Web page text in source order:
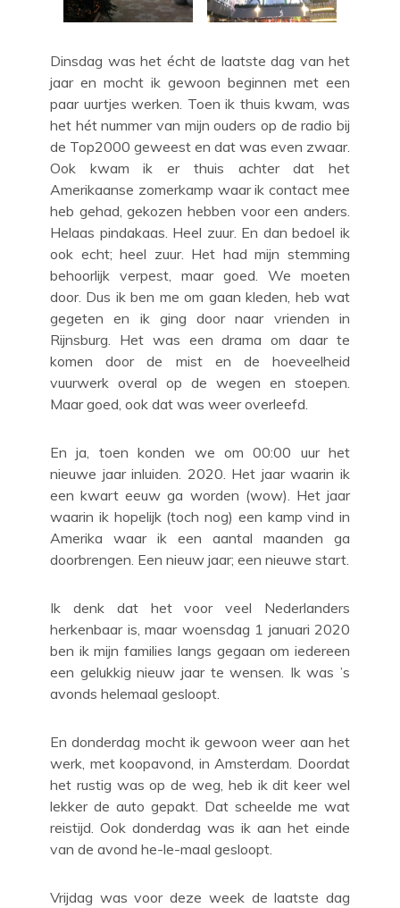
Dinsdag was het écht de laatste dag van het
jaar en mocht ik gewoon beginnen met een
paar uurtjes werken. Toen ik thuis kwam, was
het hét nummer van mijn ouders op de radio bij
de Top2000 geweest en dat was even zwaar.
Ook kwam ik er thuis achter dat het
Amerikaanse zomerkamp waar ik contact mee
heb gehad, gekozen hebben voor een anders.
Helaas pindakaas. Heel zuur. En dan bedoel ik
ook echt; heel zuur. Het had mijn stemming
behoorlijk verpest, maar goed. We moeten
door. Dus ik ben me om gaan kleden, heb wat
gegeten en ik ging door naar vrienden in
Rijnsburg. Het was een drama om daar te
komen door de mist en de hoeveelheid
vuurwerk overal op de wegen en stoepen.
Maar goed, ook dat was weer overleefd.
En ja, toen konden we om 00:00 uur het
nieuwe jaar inluiden. 2020. Het jaar waarin ik
een kwart eeuw ga worden (wow). Het jaar
waarin ik hopelijk (toch nog) een kamp vind in
Amerika waar ik een aantal maanden ga
doorbrengen. Een nieuw jaar; een nieuwe start.
Ik denk dat het voor veel Nederlanders
herkenbaar is, maar woensdag 1 januari 2020
ben ik mijn families langs gegaan om iedereen
een gelukkig nieuw jaar te wensen. Ik was ’s
avonds helemaal gesloopt.
En donderdag mocht ik gewoon weer aan het
werk, met koopavond, in Amsterdam. Doordat
het rustig was op de weg, heb ik dit keer wel
lekker de auto gepakt. Dat scheelde me wat
reistijd. Ook donderdag was ik aan het einde
van de avond he-le-maal gesloopt.
Vrijdag was voor deze week de laatste dag